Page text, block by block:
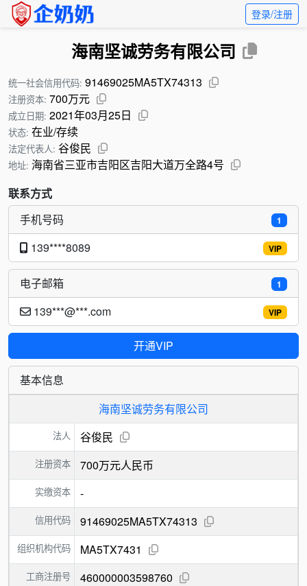
登录/注册
海南坚诚劳务有限公司
统一社会信用代码: 91469025MA5TX74313
注册资本: 700万元
成立日期: 2021年03月25日
状态: 在业/存续
法定代表人: 谷俊民
地址: 海南省三亚市吉阳区吉阳大道万全路4号
联系方式
1
手机号码
VIP
139****8089
1
电子邮箱
VIP
139***@***.com
开通VIP
基本信息
海南坚诚劳务有限公司
法人 谷俊民
注册资本 700万元人民币
实缴资本 -
信用代码 91469025MA5TX74313
组织机构代码 MA5TX7431
工商注册号 460000003598760